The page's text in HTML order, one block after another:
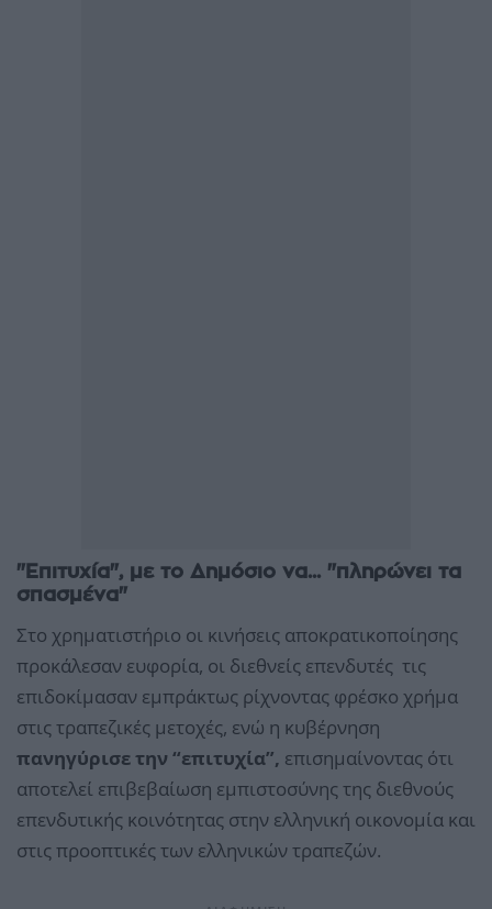
"Επιτυχία", με το Δημόσιο να... "πληρώνει τα
σπασμένα"
Στο χρηματιστήριο οι κινήσεις αποκρατικοποίησης
προκάλεσαν ευφορία, οι διεθνείς επενδυτές τις
επιδοκίμασαν εμπράκτως ρίχνοντας φρέσκο χρήμα
στις τραπεζικές μετοχές, ενώ η κυβέρνηση
πανηγύρισε την “επιτυχία”, επισημαίνοντας ότι
αποτελεί επιβεβαίωση εμπιστοσύνης της διεθνούς
επενδυτικής κοινότητας στην ελληνική οικονομία και
στις προοπτικές των ελληνικών τραπεζών.